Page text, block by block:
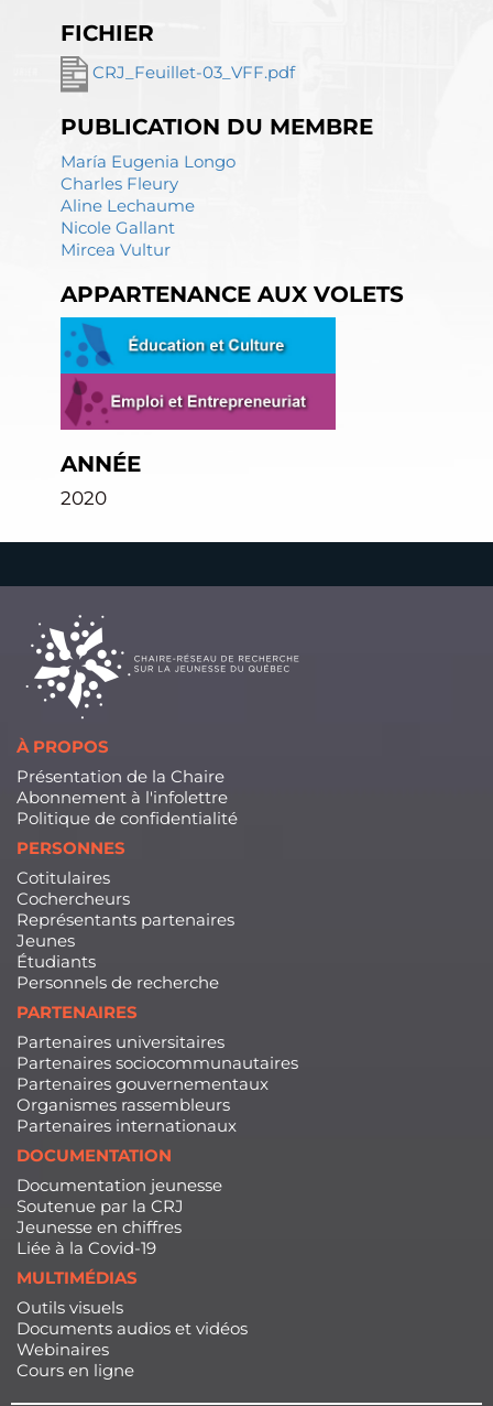
FICHIER
CRJ_Feuillet-03_VFF.pdf
PUBLICATION DU MEMBRE
María Eugenia Longo
Charles Fleury
Aline Lechaume
Nicole Gallant
Mircea Vultur
APPARTENANCE AUX VOLETS
ANNÉE
2020
À PROPOS
Présentation de la Chaire
Abonnement à l'infolettre
Politique de confidentialité
PERSONNES
Cotitulaires
Cochercheurs
Représentants partenaires
Jeunes
Étudiants
Personnels de recherche
PARTENAIRES
Partenaires universitaires
Partenaires sociocommunautaires
Partenaires gouvernementaux
Organismes rassembleurs
Partenaires internationaux
DOCUMENTATION
Documentation jeunesse
Soutenue par la CRJ
Jeunesse en chiffres
Liée à la Covid-19
MULTIMÉDIAS
Outils visuels
Documents audios et vidéos
Webinaires
Cours en ligne